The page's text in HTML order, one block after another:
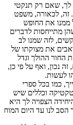
לך, שאם רק תנקטי
זה, לכאורה, משפט
ממנו את החופש
מתייחסות לדברים
לזה שמנו לב
את מצוקתו של
החור ההולך וגדל
נכון, ואף על פי כן,
לעשות.
כמו בכל ספרי
וכללים שיש
הצפויה לך היא
הסב לנו עד היום המוח